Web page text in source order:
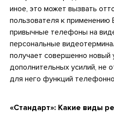
иное, это может вызвать
пользователя к применению
привычные телефоны на
персональные
получает совершенно новый
дополнительных усилий, не
для него функций
«Стандарт»: Какие виды